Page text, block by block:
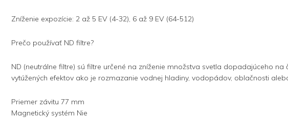
Zníženie expozície: 2 až 5 EV (4-32), 6 až 9 EV (64-512)
Prečo používať ND filtre?
ND (neutrálne filtre) sú filtre určené na zníženie množstva svetla dopadajúceho
vytúžených efektov ako je rozmazanie vodnej hladiny, vodopádov, oblačnosti
Priemer závitu 77 mm
Magnetický systém Nie